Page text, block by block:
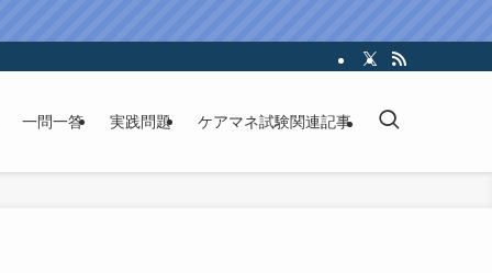
一問一答 実践問題 ケアマネ試験関連記事